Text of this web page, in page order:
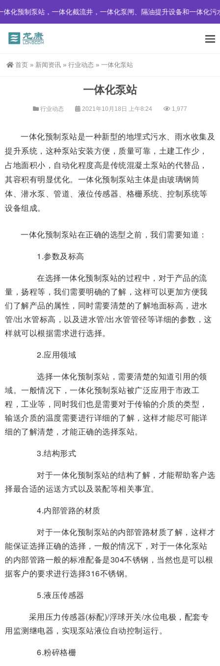
化预制泵站，一体化截流井，一体化泵闸、隔油提升设备和一体化污
首页 » 新闻资讯 » 行业动态 » 一体化泵站
一体化泵站
行业动态 2021年10月18日 上午8:24 1,977
一体化预制泵站是一种新型的地埋式污水、雨水收集及
提升系统，这种泵站安装方便，质量可靠，土建工作少，
占地面积小，自动化程度高是传统混凝土泵站的代替品，
其容积有明显优化。一体化预制泵站主体是由玻璃钢筒
体、潜水泵、管道、液位传感器、格栅系统、控制系统等
设备组成。
一体化预制泵站在正确的选型之前，我们需要知道：
1.参数及标高
在选择一体化预制泵站的过程中，对于产品的流
量，扬程等，我们需要明确的了解，这样可以更加方便我
们了解产品的属性，同时需要清楚的了解地面标高，进水
管/出水管标高，以及进水管/出水管管径等详细的参数，这
样就可以根据需求进行选择。
2.应用领域
选择一体化预制泵站，需要清楚的知道引用的领
域。一般情况下，一体化预制泵站被广泛应用于市政工
程，工业等，同时我们也是需要对于传输的介质的类型，
输送介质的温度需要进行详细的了解，这样才能尽可能详
细的了解清楚，才能正确的选择泵站。
3.结构形式
对于一体化预制泵站的结构了解，才能帮助客户选
择最合适的运送方式以及装配等相关事宜。
4.内部管路的材质
对于一体化预制泵站的内部管路材质了解，这样才
能保证选择正确的选择，一般的情况下，对于一体化泵站
的内部管路一般的标准配备是304不锈钢，当然也是可以根
据客户的要求进行选择316不锈钢。
5.液压传感器
采用压力传感器(标配)/浮球开关/水位电极，配套专
用监测继电器，实现泵站液位自动控制运行。
6.粉碎格栅